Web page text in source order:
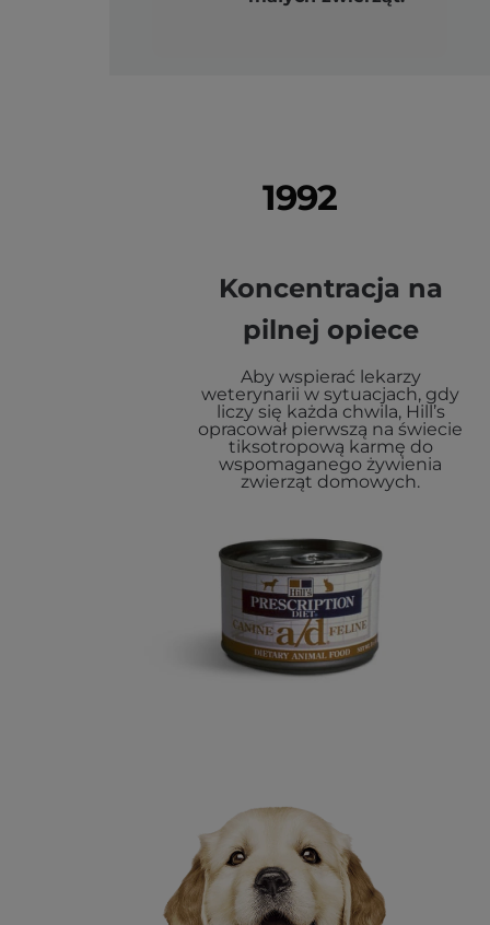
1992
Koncentracja na
pilnej opiece
Aby wspierać lekarzy
weterynarii w sytuacjach, gdy
liczy się każda chwila, Hill’s
opracował pierwszą na świecie
tiksotropową karmę do
wspomaganego żywienia
zwierząt domowych.